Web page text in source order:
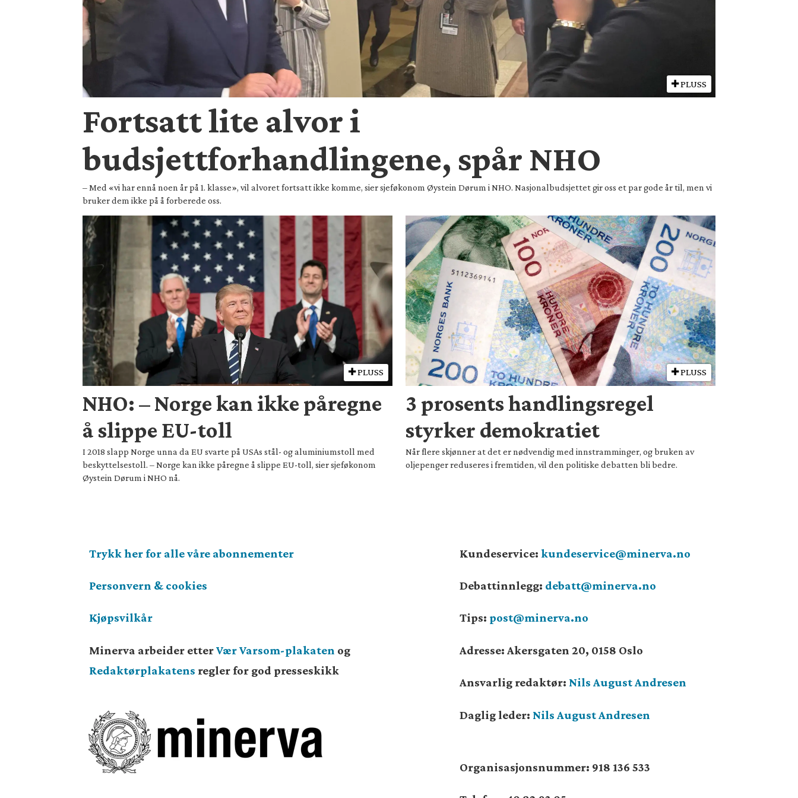
PLUSS
Fortsatt lite alvor i
budsjettforhandlingene, spår NHO
– Med «vi har ennå noen år på 1. klasse», vil alvoret fortsatt ikke komme, sier sjeføkonom Øystein Dørum i NHO. Nasjonalbudsjettet gir oss et par gode år til, men vi
bruker dem ikke på å forberede oss.
PLUSS
NHO: – Norge kan ikke påregne
å slippe EU-toll
I 2018 slapp Norge unna da EU svarte på USAs stål- og aluminiumstoll med
beskyttelsestoll. – Norge kan ikke påregne å slippe EU-toll, sier sjeføkonom
Øystein Dørum i NHO nå.
PLUSS
3 prosents handlingsregel
styrker demokratiet
Når flere skjønner at det er nødvendig med innstramminger, og bruken av
oljepenger reduseres i fremtiden, vil den politiske debatten bli bedre.
Trykk her for alle våre abonnementer
Personvern & cookies
Kjøpsvilkår
Minerva arbeider etterVær Varsom-plakaten og
Redaktørplakatens regler for god presseskikk
Kundeservice: kundeservice@minerva.no
Debattinnlegg: debatt@minerva.no
Tips: post@minerva.no
Adresse: Akersgaten 20, 0158 Oslo
Ansvarlig redaktør: Nils August Andresen
Daglig leder: Nils August Andresen
Organisasjonsnummer: 918 136 533